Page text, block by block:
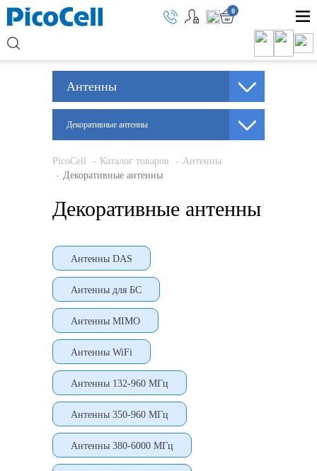
0
Антенны
Декоративные антенны
PicoCell Каталог товаров
Антенны
Декоративные антенны
Декоративные антенны
Антенны DAS
Антенны для БС
Антенны MIMO
Антенны WiFi
Антенны 132-960 МГц
Антенны 350-960 МГц
Антенны 380-6000 МГц